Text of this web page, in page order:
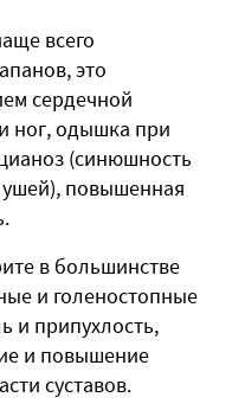
всего
это
сердечной
ног, одышка при
(синюшность
ушей), повышенная
в большинстве
и голеностопные
и припухлость,
и повышение
суставов.